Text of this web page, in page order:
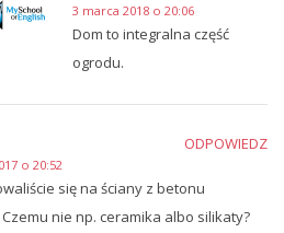
3 marca 2018 o 20:06
Dom to integralna część
ogrodu.
o 20:52
się na ściany z betonu
nie np. ceramika albo silikaty?
ODPOWIEDZ